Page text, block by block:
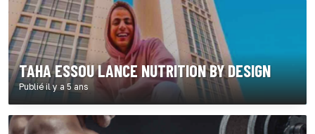
TAHA ESSOU LANCE NUTRITION BY DESIGN
Publié il y a 5 ans